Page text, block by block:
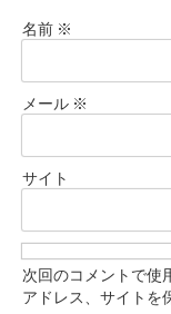
名前 ※
メール ※
サイト
次回のコメントで使
アドレス、サイトを